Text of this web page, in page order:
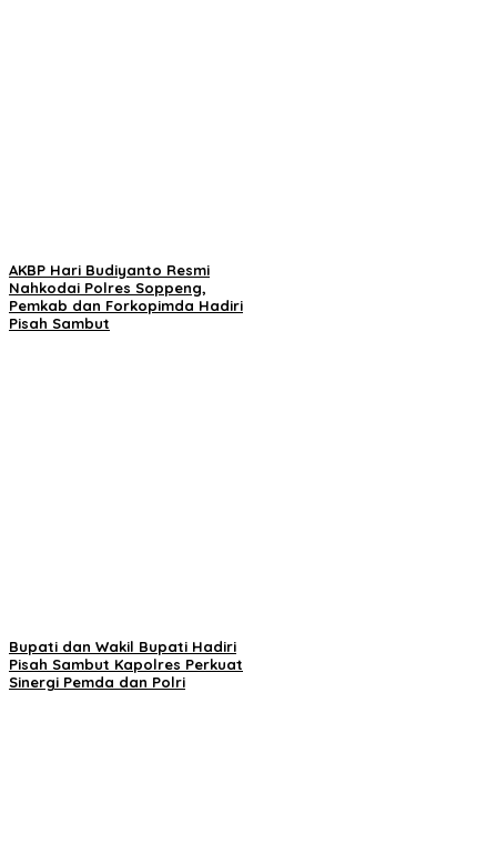
AKBP Hari Budiyanto Resmi
Nahkodai Polres Soppeng,
Pemkab dan Forkopimda Hadiri
Pisah Sambut
Bupati dan Wakil Bupati Hadiri
Pisah Sambut Kapolres Perkuat
Sinergi Pemda dan Polri